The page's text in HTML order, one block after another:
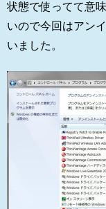
状態で使ってて意
いので今回はアン
いました。